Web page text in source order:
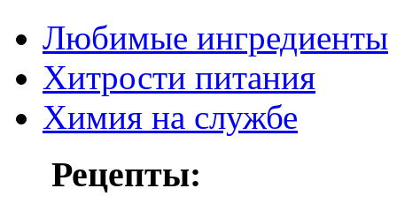
Любимые ингредиенты
Хитрости питания
Химия на службе
Рецепты: